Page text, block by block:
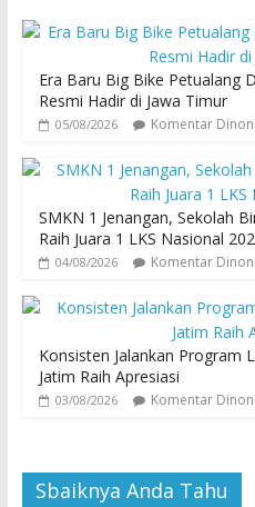
Era Baru Big Bike Petualang
Resmi Hadir di Jawa Timur
05/08/2026 Komentar
SMKN 1 Jenangan, Sekolah
Raih Juara 1 LKS Nasional
04/08/2026 Komentar
Konsisten Jalankan Program
Jatim Raih Apresiasi
03/08/2026 Komentar
Sbaiknya Anda Tahu